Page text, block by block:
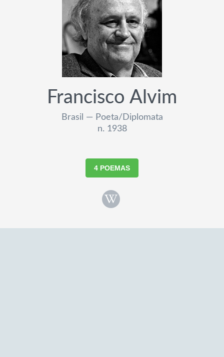
Francisco Alvim
Brasil — Poeta/Diplomata
n. 1938
4 POEMAS